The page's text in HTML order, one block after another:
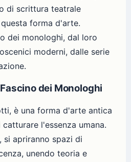
di scrittura teatrale
forma d'arte.
dei monologhi, dal loro
moderni, dalle serie
dei Monologhi
è una forma d'arte antica
l'essenza umana.
si apriranno spazi di
unendo teoria e